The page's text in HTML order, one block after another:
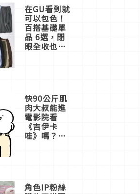
在GU看到就
可以包色！
百搭基礎單
品 6選，閉
眼全收也不
快90公斤肌
肉大叔能進
電影院看
《吉伊卡
哇》嗎？日
一同給出了
答案
角色IP粉絲